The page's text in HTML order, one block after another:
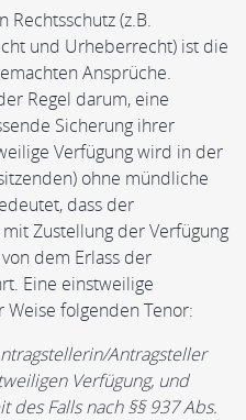
(z.B.
und Urheberrecht) ist die
Ansprüche.
Regel darum, eine
Sicherung ihrer
Verfügung wird in der
ohne mündliche
dass der
Zustellung der Verfügung
dem Erlass der
Eine einstweilige
folgenden Tenor:
Antragsteller
Verfügung, und
des Falls nach §§ 937 Abs.